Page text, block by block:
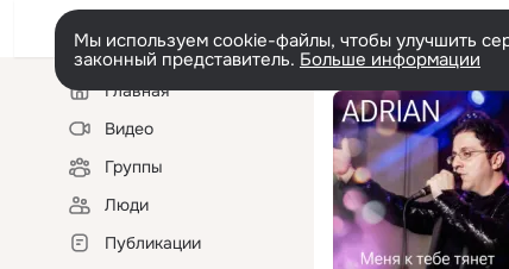
Мы используем cookie-файлы, чтобы улучшить
законный представитель. Больше информации
Левая
колонкаГлавная
Видео
Группы
Люди
Публикации